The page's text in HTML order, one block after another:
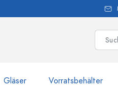
Gläser Vorratsbehälter